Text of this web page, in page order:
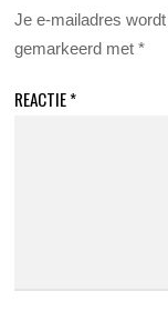
Je e-mailadres
gemarkeerd met*
REACTIE*